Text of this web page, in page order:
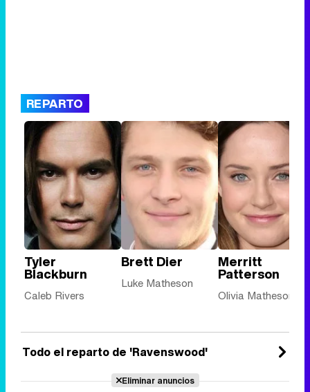
REPARTO
Tyler
Blackburn
Caleb Rivers
Brett Dier
Luke Matheson
Merritt
Patterson
Olivia Matheson
Todo el reparto de 'Ravenswood'
Eliminar anuncios